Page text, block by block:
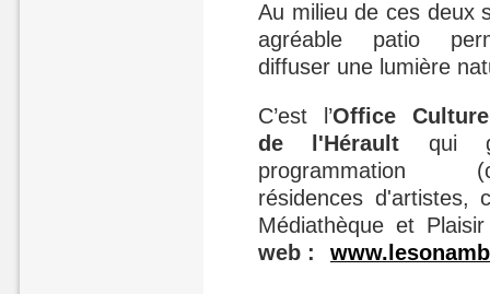
Au milieu de ces deux
agréable patio
diffuser une lumière
C’est l’Office
de l'Hérault qui
programmation
résidences d'artistes,
Médiathèque et
web :